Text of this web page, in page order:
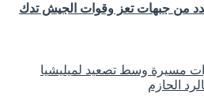
من جبهات تعز وقوات الجيش تدك